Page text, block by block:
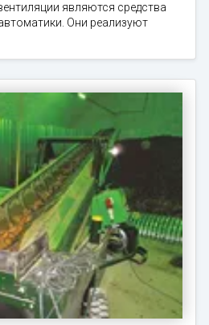
являются средства
Они реализуют